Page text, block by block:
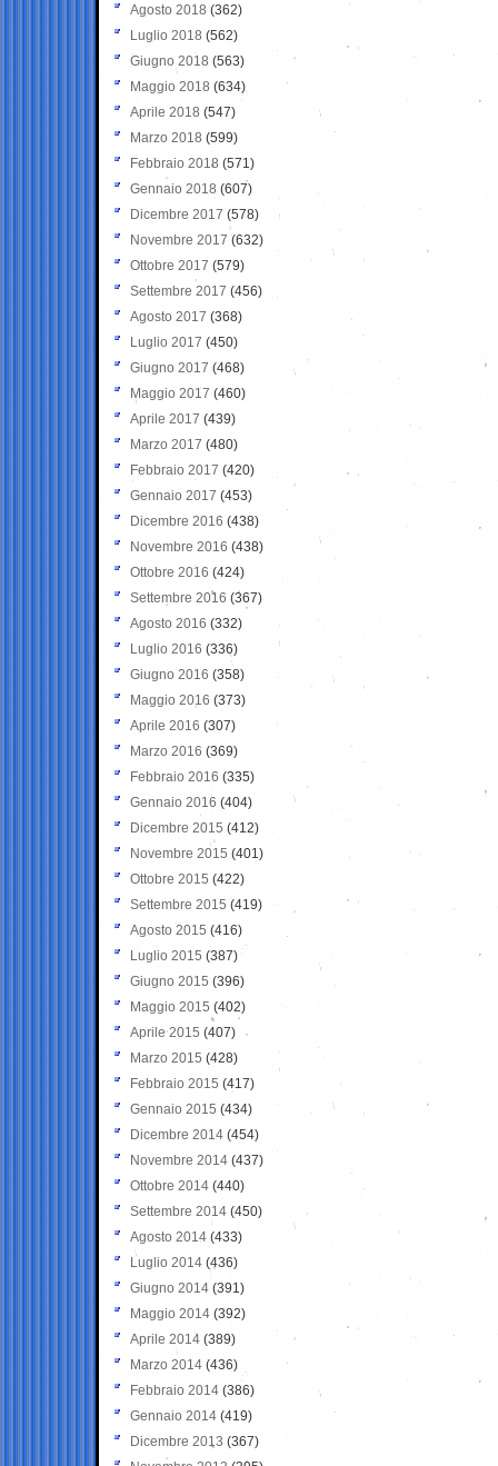
Agosto 2018 (362)
Luglio 2018 (562)
Giugno 2018 (563)
Maggio 2018 (634)
Aprile 2018 (547)
Marzo 2018 (599)
Febbraio 2018 (571)
Gennaio 2018 (607)
Dicembre 2017 (578)
Novembre 2017 (632)
Ottobre 2017 (579)
Settembre 2017 (456)
Agosto 2017 (368)
Luglio 2017 (450)
Giugno 2017 (468)
Maggio 2017 (460)
Aprile 2017 (439)
Marzo 2017 (480)
Febbraio 2017 (420)
Gennaio 2017 (453)
Dicembre 2016 (438)
Novembre 2016 (438)
Ottobre 2016 (424)
Settembre 2016 (367)
Agosto 2016 (332)
Luglio 2016 (336)
Giugno 2016 (358)
Maggio 2016 (373)
Aprile 2016 (307)
Marzo 2016 (369)
Febbraio 2016 (335)
Gennaio 2016 (404)
Dicembre 2015 (412)
Novembre 2015 (401)
Ottobre 2015 (422)
Settembre 2015 (419)
Agosto 2015 (416)
Luglio 2015 (387)
Giugno 2015 (396)
Maggio 2015 (402)
Aprile 2015 (407)
Marzo 2015 (428)
Febbraio 2015 (417)
Gennaio 2015 (434)
Dicembre 2014 (454)
Novembre 2014 (437)
Ottobre 2014 (440)
Settembre 2014 (450)
Agosto 2014 (433)
Luglio 2014 (436)
Giugno 2014 (391)
Maggio 2014 (392)
Aprile 2014 (389)
Marzo 2014 (436)
Febbraio 2014 (386)
Gennaio 2014 (419)
Dicembre 2013 (367)